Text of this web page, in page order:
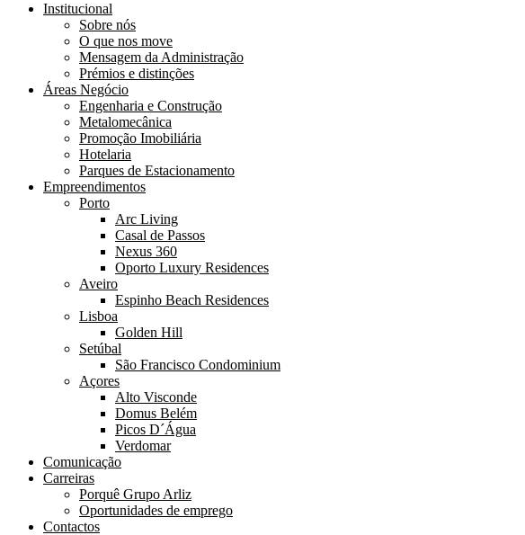
Institucional
Sobre nós
O que nos move
Mensagem da Administração
Prémios e distinções
Áreas Negócio
Engenharia e Construção
Metalomecânica
Promoção Imobiliária
Hotelaria
Parques de Estacionamento
Empreendimentos
Porto
Arc Living
Casal de Passos
Nexus 360
Oporto Luxury Residences
Aveiro
Espinho Beach Residences
Lisboa
Golden Hill
Setúbal
São Francisco Condominium
Açores
Alto Visconde
Domus Belém
Picos D´Água
Verdomar
Comunicação
Carreiras
Porquê Grupo Arliz
Oportunidades de emprego
Contactos